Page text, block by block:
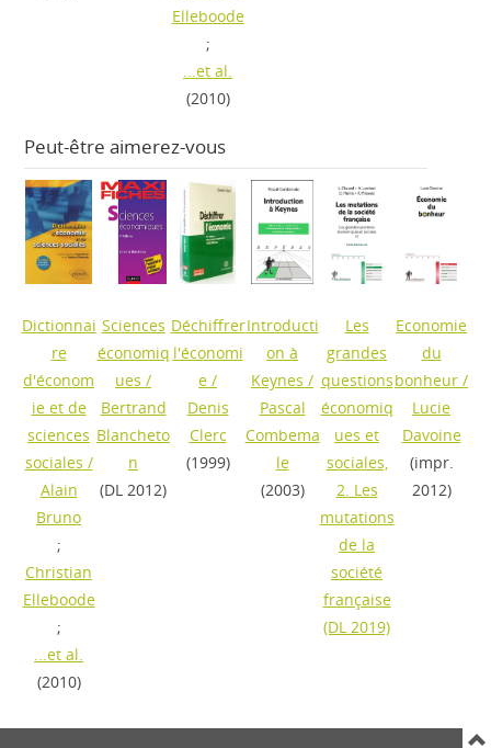
Elleboode
;
...et al.
(2010)
Peut-être aimerez-vous
Dictionnai
re
d'économ
ie et de
sciences
sociales /
Alain
Bruno
;
Christian
Elleboode
;
...et al.
(2010)
Sciences
économiq
ues /
Bertrand
Blancheto
n
(DL 2012)
Déchiffrer
l'économi
e /
Denis
Clerc
(1999)
Introducti
on à
Keynes /
Pascal
Combema
le
(2003)
Les
grandes
questions
économiq
ues et
sociales,
2. Les
mutations
de la
société
française
(DL 2019)
Economie
du
bonheur /
Lucie
Davoine
(impr.
2012)